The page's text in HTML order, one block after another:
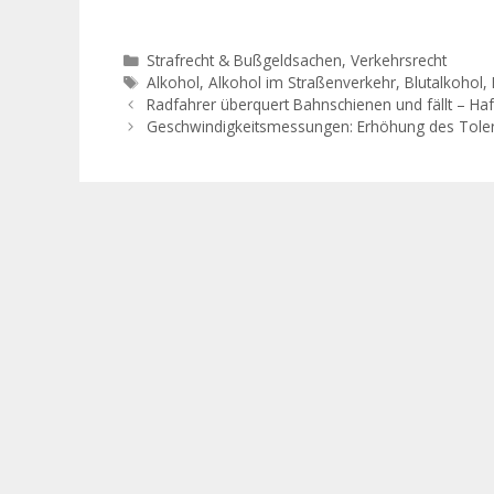
eines EU-
zurück
hat in einer
Kategorien
Strafrecht & Bußgeldsachen,Verkehrsrecht
Schlagwörter
Alkohol,Alkohol im Straßenverkehr,Blutalkohol,
Radfahrer überquert Bahnschienen und fällt –
Geschwindigkeitsmessungen: Erhöhung des